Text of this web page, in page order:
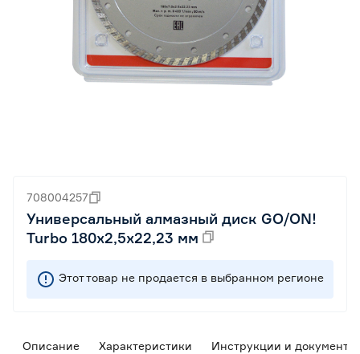
708004257
Универсальный алмазный диск GO/ON!
Turbo 180x2,5x22,23 мм
Этот товар не продается в выбранном регионе
Описание Характеристики Инструкции и документы